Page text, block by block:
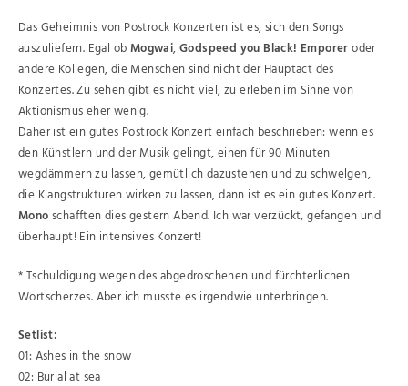
Das Geheimnis von Postrock Konzerten ist es, sich den Songs
auszuliefern. Egal obMogwai,Godspeed you Black! Emporeroder
andere Kollegen, die Menschen sind nicht der Hauptact des
Konzertes. Zu sehen gibt es nicht viel, zu erleben im Sinne von
Aktionismus eher wenig.
Daher ist ein gutes Postrock Konzert einfach beschrieben: wenn es
den Künstlern und der Musik gelingt, einen für 90 Minuten
wegdämmern zu lassen, gemütlich dazustehen und zu schwelgen,
die Klangstrukturen wirken zu lassen, dann ist es ein gutes Konzert.
Monoschafften dies gestern Abend. Ich war verzückt, gefangen und
überhaupt! Ein intensives Konzert!
* Tschuldigung wegen des abgedroschenen und fürchterlichen
Wortscherzes. Aber ich musste es irgendwie unterbringen.
Setlist:
01: Ashes in the snow
02: Burial at sea